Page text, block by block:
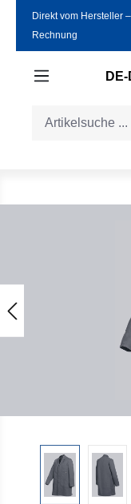
Zum Hauptinhalt
Direkt vom Hersteller
Rechnung
DE-